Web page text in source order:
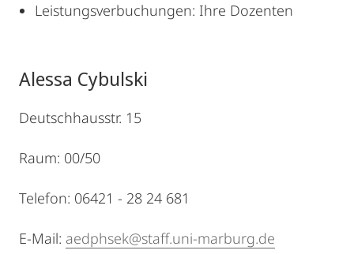
Leistungsverbuchungen: Ihre Dozenten
Alessa Cybulski
Deutschhausstr. 15
Raum: 00/50
Telefon: 06421 - 28 24 681
E-Mail: aedphsek@staff.uni-marburg.de